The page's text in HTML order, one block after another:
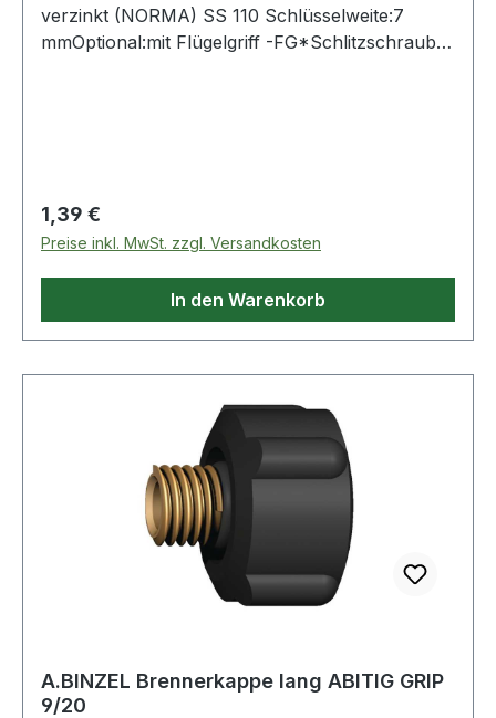
verzinkt (NORMA) SS 110 Schlüsselweite:7
mmOptional:mit Flügelgriff -FG*Schlitzschraube
Regulärer Preis:
1,39 €
Preise inkl. MwSt. zzgl. Versandkosten
In den Warenkorb
A.BINZEL Brennerkappe lang ABITIG GRIP
9/20